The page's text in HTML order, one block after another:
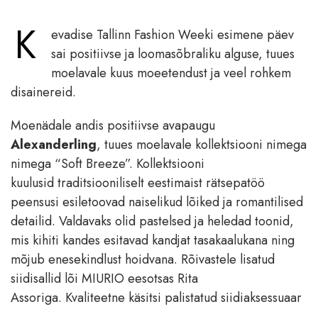
K
evadise Tallinn Fashion Weeki esimene päev
sai positiivse ja loomasõbraliku alguse, tuues
moelavale kuus moeetendust ja veel rohkem
disainereid.
Moenädale andis positiivse avapaugu
Alexanderling, tuues moelavale kollektsiooni nimega
nimega “Soft Breeze”. Kollektsiooni
kuulusid traditsiooniliselt eestimaist rätsepatöö
peensusi esiletoovad naiselikud lõiked ja romantilised
detailid. Valdavaks olid pastelsed ja heledad toonid,
mis kihiti kandes esitavad kandjat tasakaalukana ning
mõjub enesekindlust hoidvana. Rõivastele lisatud
siidisallid lõi MIURIO eesotsas Rita
Assoriga. Kvaliteetne käsitsi palistatud siidiaksessuaar